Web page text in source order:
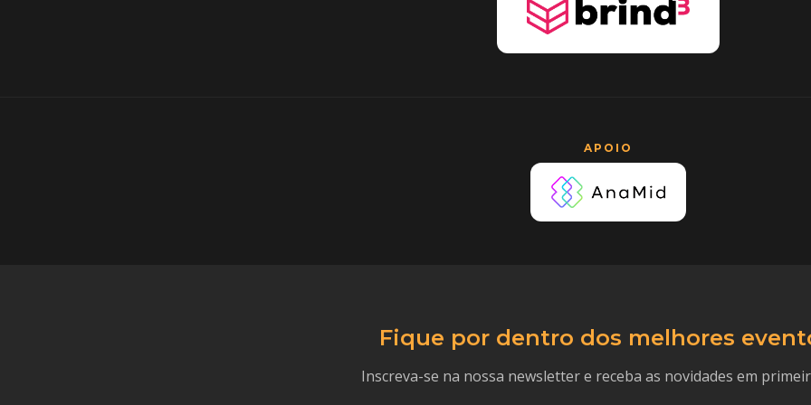
APOIO
Fique por dentro dos melhores
Inscreva-se na nossa newsletter e receba as novidades em